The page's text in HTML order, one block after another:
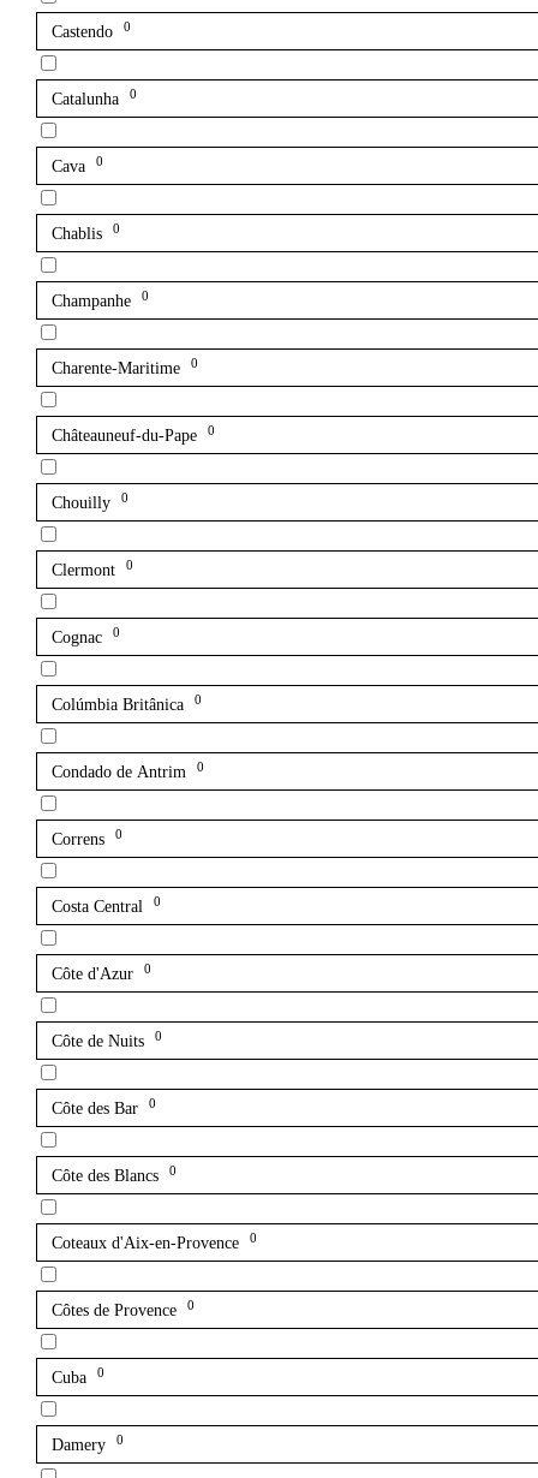
Castendo 0
Catalunha 0
Cava 0
Chablis 0
Champanhe 0
Charente-Maritime 0
Châteauneuf-du-Pape 0
Chouilly 0
Clermont 0
Cognac 0
Colúmbia Britânica 0
Condado de Antrim 0
Correns 0
Costa Central 0
Côte d'Azur 0
Côte de Nuits 0
Côte des Bar 0
Côte des Blancs 0
Coteaux d'Aix-en-Provence 0
Côtes de Provence 0
Cuba 0
Damery 0